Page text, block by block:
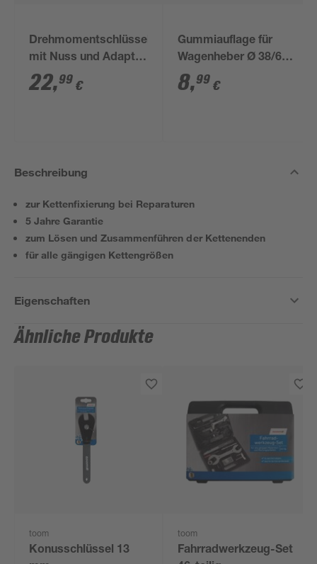
Drehmomentschlüssel
mit Nuss und Adapter
1/2"
22,99 €
Gummiauflage für
Wagenheber Ø 38/65
mm
8,99 €
Beschreibung
zur Kettenfixierung bei Reparaturen
5 Jahre Garantie
zum Lösen und Zusammenführen der Kettenenden
für alle gängigen Kettengrößen
Eigenschaften
Ähnliche Produkte
toom
Konusschlüssel 13
toom
Fahrradwerkzeug-Set